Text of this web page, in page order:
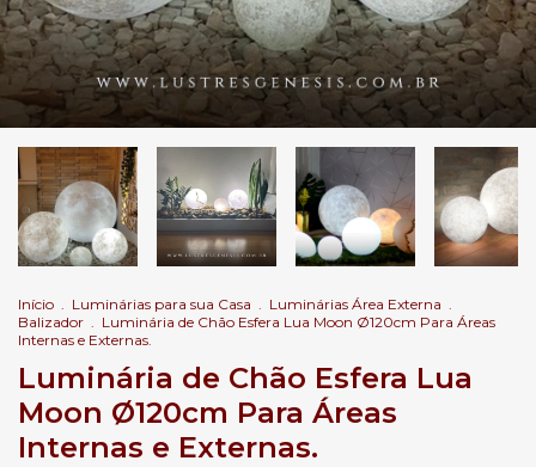
Início . Luminárias para sua Casa . Luminárias Área Externa .
Balizador . Luminária de Chão Esfera Lua Moon Ø120cm Para Áreas
Internas e Externas.
Luminária de Chão Esfera Lua
Moon Ø120cm Para Áreas
Internas e Externas.